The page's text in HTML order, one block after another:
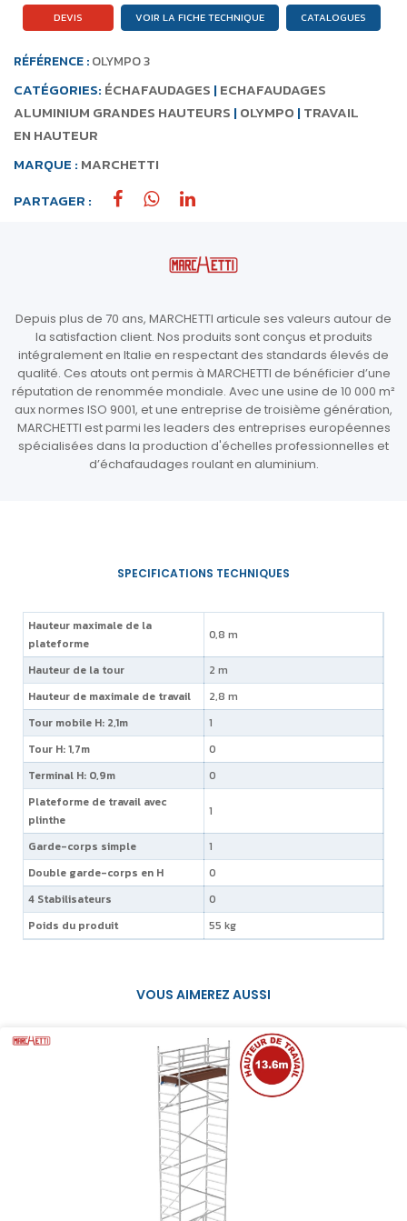
RÉFÉRENCE :OLYMPO 3
CATÉGORIES: ÉCHAFAUDAGES | ECHAFAUDAGES
ALUMINIUM GRANDES HAUTEURS | OLYMPO | TRAVAIL
EN HAUTEUR
MARQUE : MARCHETTI
PARTAGER :
DEVIS VOIR LA FICHE TECHNIQUE CATALOGUES
Hauteur maximale de la
plateforme
0,8 m
Hauteur de la tour
2 m
Hauteur de maximale de travail
2,8 m
Tour mobile H: 2,1m
1
Tour H: 1,7m
0
Terminal H: 0,9m
0
Plateforme de travail avec
plinthe
1
Garde-corps simple
1
Double garde-corps en H
0
4 Stabilisateurs
0
Poids du produit
55 kg
Depuis plus de 70 ans, MARCHETTI articule ses valeurs autour de
la satisfaction client. Nos produits sont conçus et produits
intégralement en Italie en respectant des standards élevés de
qualité. Ces atouts ont permis à MARCHETTI de bénéficier d’une
réputation de renommée mondiale. Avec une usine de 10 000 m²
aux normes ISO 9001, et une entreprise de troisième génération,
MARCHETTI est parmi les leaders des entreprises européennes
spécialisées dans la production d'échelles professionnelles et
d’échafaudages roulant en aluminium.
VOUS AIMEREZ AUSSI